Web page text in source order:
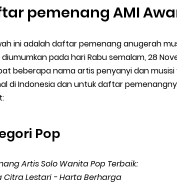
pemenang AMI
ini adalah daftar pemenang anugerah
pada hari Rabu semalam, 28
beberapa nama artis penyanyi dan
di Indonesia dan untuk daftar
Pop
Artis Solo Wanita Pop Terbaik:
Citra Lestari - Harta Berharga